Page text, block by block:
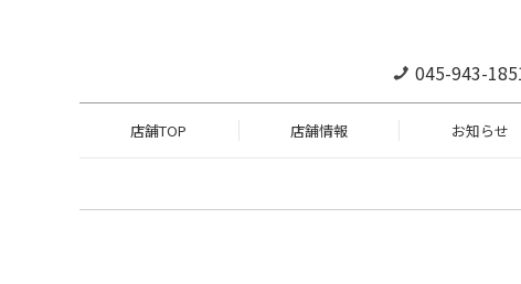
045-943-
店舗TOP 店舗情報 お知らせ